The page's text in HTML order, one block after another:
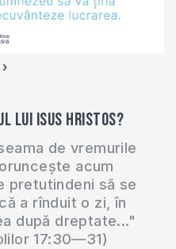
›
lui Isus Hristos?
de vremurile
acum
pretutindeni să se
a rînduit o zi, în
după dreptate..."
17:30—31)